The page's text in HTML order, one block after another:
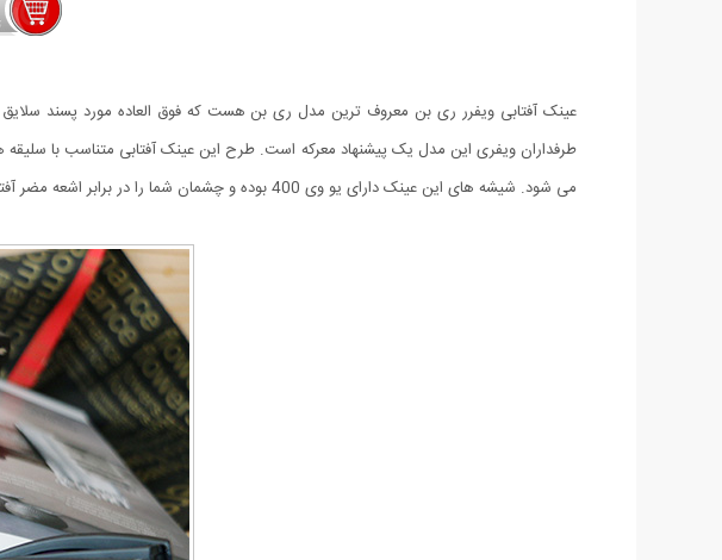
عینک آفتابی ویفرر ری بن معروف ترین مدل ری بن هست که فوق العاده مورد پسند
طرفداران ویفری این مدل یک پیشنهاد معرکه است. طرح این عینک آفتابی متناسب با
می شود. شیشه های این عینک دارای یو وی 400 بوده و چشمان شما را در برابر اشعه مضر آفتاب محافظت می کند.